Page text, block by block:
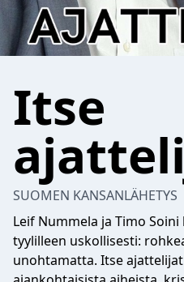
Itse
SUOMEN KANSANLÄHETYS
Leif Nummela ja Timo
tyylilleen uskollisesti:
unohtamatta. Itse